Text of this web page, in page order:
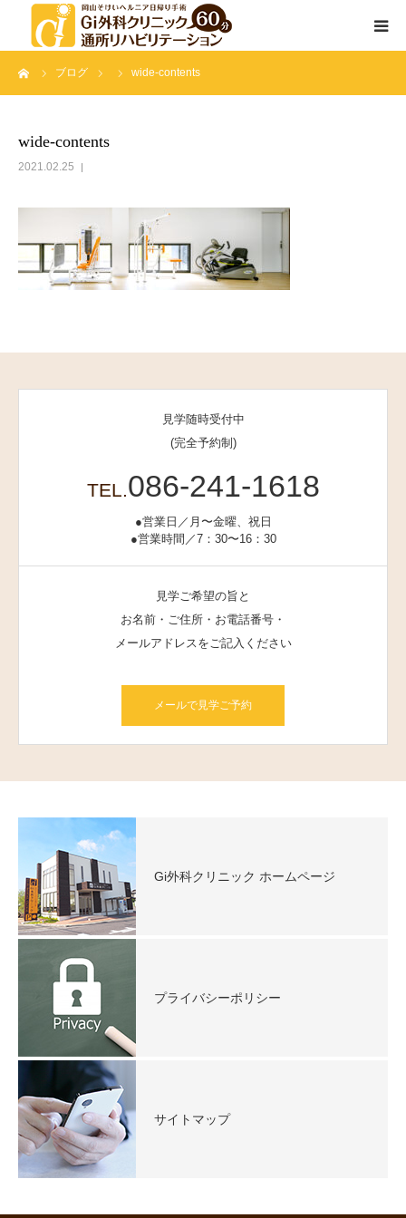
ブログ wide-contents
wide-contents
2021.02.25
見学随時受付中
(完全予約制)
TEL.086-241-1618
●営業日／月〜金曜、祝日
●営業時間／7：30〜16：30
見学ご希望の旨と
お名前・ご住所・お電話番号・
メールアドレスをご記入ください
メールで見学ご予約
Gi外科クリニック ホームページ
プライバシーポリシー
サイトマップ
通所リハビリテーションとは
スタッフ紹介